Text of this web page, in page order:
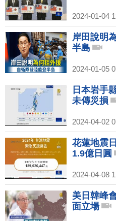
2024-01-04
岸田說明
半島
2024-01-05
日本岩手
未傳災損
2024-04-02
花蓮地震
1.9億日圓
2024-04-08
美日韓峰
面立場